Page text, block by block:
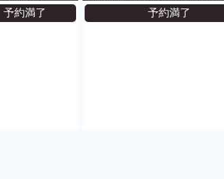
予約満了 予約満了